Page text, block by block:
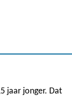
jaar jonger. Dat